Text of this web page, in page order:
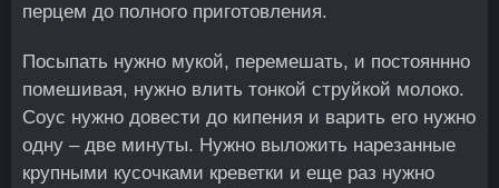
перцем до полного приготовления.
Посыпать нужно мукой, перемешать, и постояннно
помешивая, нужно влить тонкой струйкой молоко.
Соус нужно довести до кипения и варить его нужно
одну – две минуты. Нужно выложить нарезанные
крупными кусочками креветки и еще раз нужно